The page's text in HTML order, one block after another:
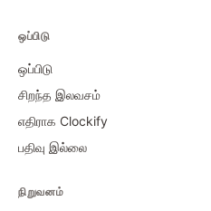
ஒப்பிடு
ஒப்பிடு
சிறந்த இலவசம்
எதிராக Clockify
பதிவு இல்லை
நிறுவனம்